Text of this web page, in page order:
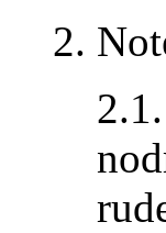
2.